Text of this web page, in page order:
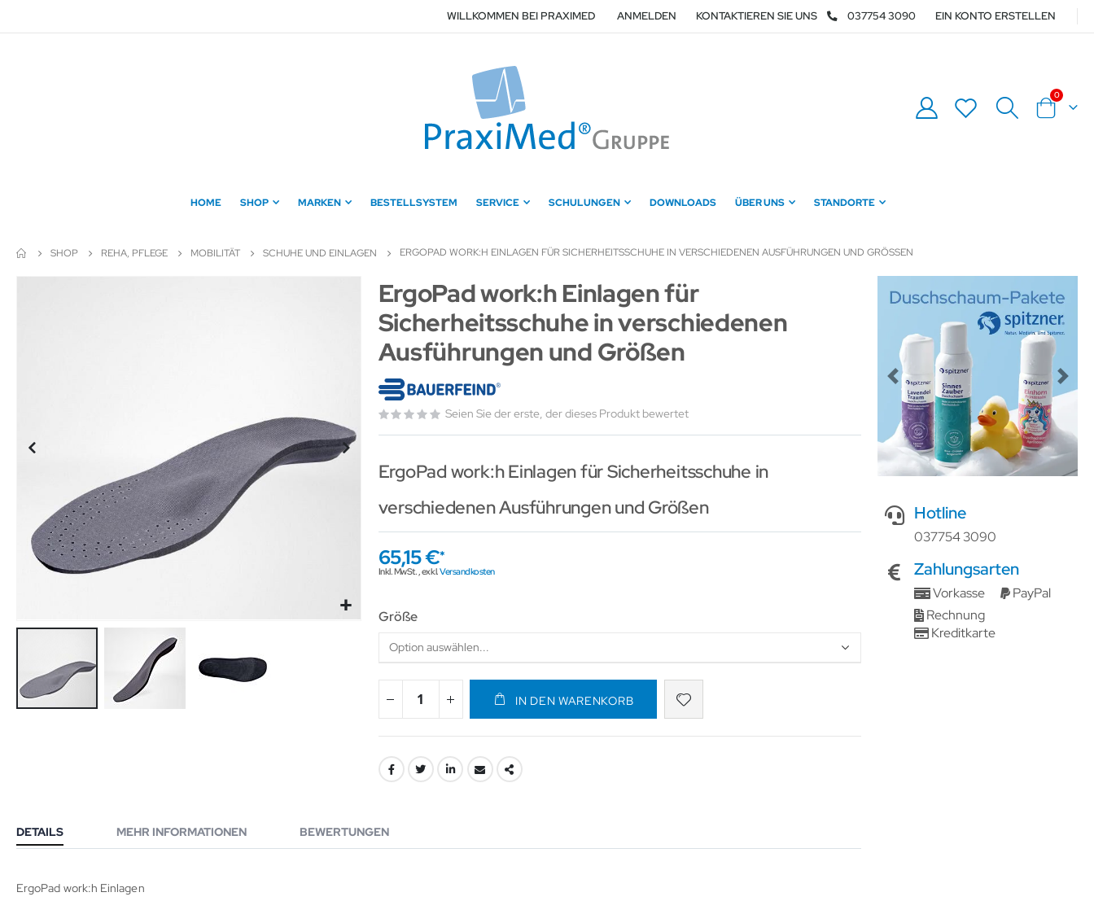
zum
WILLKOMMEN BEI PRAXIMED ANMELDEN KONTAKTIEREN SIE UNS 037754 3090 EIN KONTO ERSTELLEN
Warenkorb
0Artikel
HOME SHOP MARKEN BESTELLSYSTEM SERVICE SCHULUNGEN DOWNLOADS ÜBER UNS STANDORTE
SHOP REHA, PFLEGE MOBILITÄT SCHUHE UND EINLAGEN ERGOPAD WORK:H EINLAGEN FÜR SICHERHEITSSCHUHE IN VERSCHIEDENEN AUSFÜHRUNGEN UND GRÖSSEN
Zum
Anfang
der
Bildergalerie
springen
ErgoPad work:h Einlagen für
Sicherheitsschuhe in verschiedenen
Ausführungen und Größen
Seien Sie der erste, der dieses Produkt bewertet
ErgoPad work:h Einlagen für Sicherheitsschuhe in
verschiedenen Ausführungen und Größen
65,15 €
Inkl. MwSt.,exkl.Versandkosten
Größe
IN DEN WARENKORB
DETAILS
ErgoPad work:h Einlagen
MEHR INFORMATIONEN BEWERTUNGEN
Previous Next
Hotline
037754 3090
Zahlungsarten
Vorkasse
PayPal
Rechnung
Kreditkarte